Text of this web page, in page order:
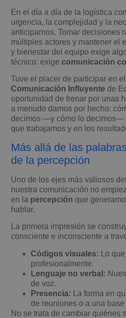
En el día a día de la logística
urgencia, la complejidad y la
anticiparnos. Tomar decisiones
múltiples actores y mantener el
y bienestar del equipo exige
técnico: exigecomunicación
Tuve el placer de participar en
Comunicación Influyente de
oportunidad de frenar por unas
a menudo damos por hecho:
decimos —y cómo lo decimos—
que trabajamos y en los
Más allá de las
de la percepción
Uno de los ejes más valiosos
nuestra comunicación no
en la percepción que
hablar.
La primera impresión se
consciente e inconsciente a
Códigos visuales: Lo
profesionalmente.
Lenguaje no verbal:
de voz.
Presencia: La forma en
de reuniones o a una
No se trata de cambiar quiénes